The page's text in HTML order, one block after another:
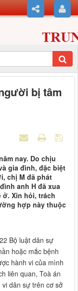
bị tâm
nay. Do chịu
gia đình, đặc biệt
chị M đã phát
anh H đã xua
ở. Xin hỏi, trách
hợp này thuộc
Bộ luật dân sự
hoặc mắc bệnh
hành vi của mình
liên quan, Toà án
dân sự trên cơ sở